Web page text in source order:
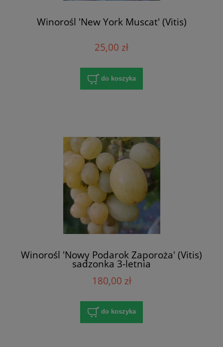
Winorośl 'New York Muscat' (Vitis)
25,00 zł
do koszyka
Winorośl 'Nowy Podarok Zaporoża' (Vitis)
sadzonka 3-letnia
180,00 zł
do koszyka